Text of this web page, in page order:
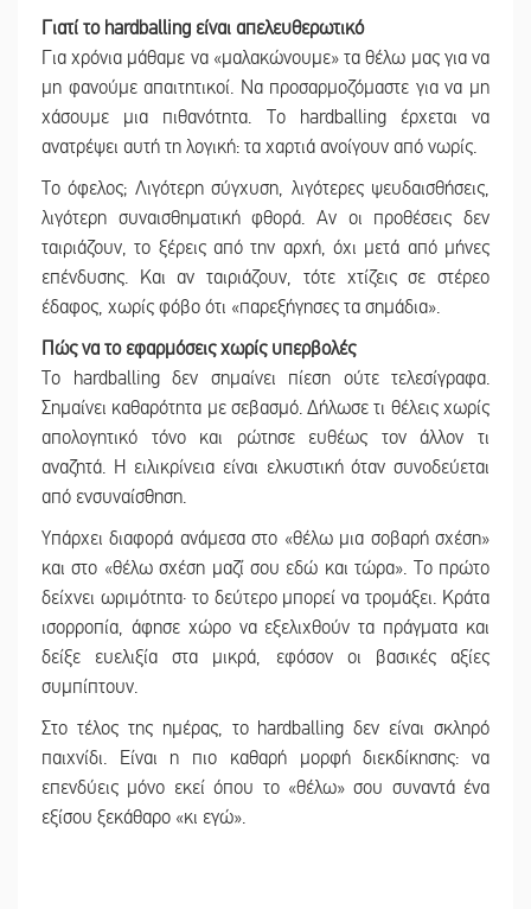
Γιατί το hardballing είναι απελευθερωτικό
Για χρόνια μάθαμε να «μαλακώνουμε» τα θέλω μας για να
μη φανούμε απαιτητικοί. Να προσαρμοζόμαστε για να μη
χάσουμε μια πιθανότητα. Το hardballing έρχεται να
ανατρέψει αυτή τη λογική: τα χαρτιά ανοίγουν από νωρίς.
Το όφελος; Λιγότερη σύγχυση, λιγότερες ψευδαισθήσεις,
λιγότερη συναισθηματική φθορά. Αν οι προθέσεις δεν
ταιριάζουν, το ξέρεις από την αρχή, όχι μετά από μήνες
επένδυσης. Και αν ταιριάζουν, τότε χτίζεις σε στέρεο
έδαφος, χωρίς φόβο ότι «παρεξήγησες τα σημάδια».
Πώς να το εφαρμόσεις χωρίς υπερβολές
Το hardballing δεν σημαίνει πίεση ούτε τελεσίγραφα.
Σημαίνει καθαρότητα με σεβασμό. Δήλωσε τι θέλεις χωρίς
απολογητικό τόνο και ρώτησε ευθέως τον άλλον τι
αναζητά. Η ειλικρίνεια είναι ελκυστική όταν συνοδεύεται
από ενσυναίσθηση.
Υπάρχει διαφορά ανάμεσα στο «θέλω μια σοβαρή σχέση»
και στο «θέλω σχέση μαζί σου εδώ και τώρα». Το πρώτο
δείχνει ωριμότητα· το δεύτερο μπορεί να τρομάξει. Κράτα
ισορροπία, άφησε χώρο να εξελιχθούν τα πράγματα και
δείξε ευελιξία στα μικρά, εφόσον οι βασικές αξίες
συμπίπτουν.
Στο τέλος της ημέρας, το hardballing δεν είναι σκληρό
παιχνίδι. Είναι η πιο καθαρή μορφή διεκδίκησης: να
επενδύεις μόνο εκεί όπου το «θέλω» σου συναντά ένα
εξίσου ξεκάθαρο «κι εγώ».